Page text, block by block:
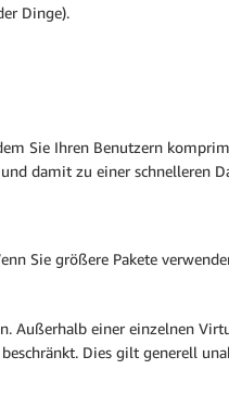
Dinge).
Sie Ihren Benutzern
damit zu einer schnelleren
Sie größere Pakete
Außerhalb einer einzelnen
Dies gilt generell